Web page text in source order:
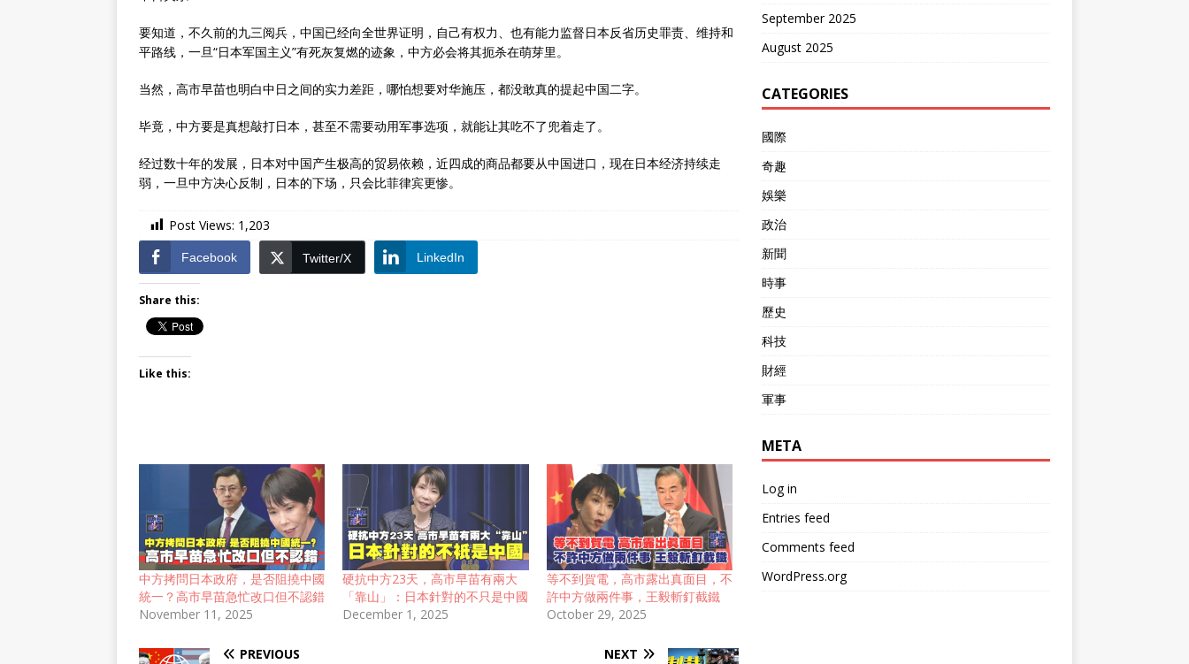
要知道，不久前的九三阅兵，中国已经向全世界证明，自己有权力、也有能力监督日本反省历史罪责、维持和
平路线，一旦“日本军国主义”有死灰复燃的迹象，中方必会将其扼杀在萌芽里。
当然，高市早苗也明白中日之间的实力差距，哪怕想要对华施压，都没敢真的提起中国二字。
毕竟，中方要是真想敲打日本，甚至不需要动用军事选项，就能让其吃不了兜着走了。
经过数十年的发展，日本对中国产生极高的贸易依赖，近四成的商品都要从中国进口，现在日本经济持续走
弱，一旦中方决心反制，日本的下场，只会比菲律宾更惨。
Post Views: 1,203
Facebook Twitter/X LinkedIn
Share this:
Like this:
中方拷問日本政府，是否阻撓中國
統一？高市早苗急忙改口但不認錯
November 11, 2025
硬抗中方23天，高市早苗有兩大
「靠山」：日本針對的不只是中國
December 1, 2025
等不到賀電，高市露出真面目，不
許中方做兩件事，王毅斬釘截鐵
October 29, 2025
PREVIOUS NEXT
September 2025
August 2025
CATEGORIES
國際
奇趣
娛樂
政治
新聞
時事
歷史
科技
財經
軍事
META
Log in
Entries feed
Comments feed
WordPress.org